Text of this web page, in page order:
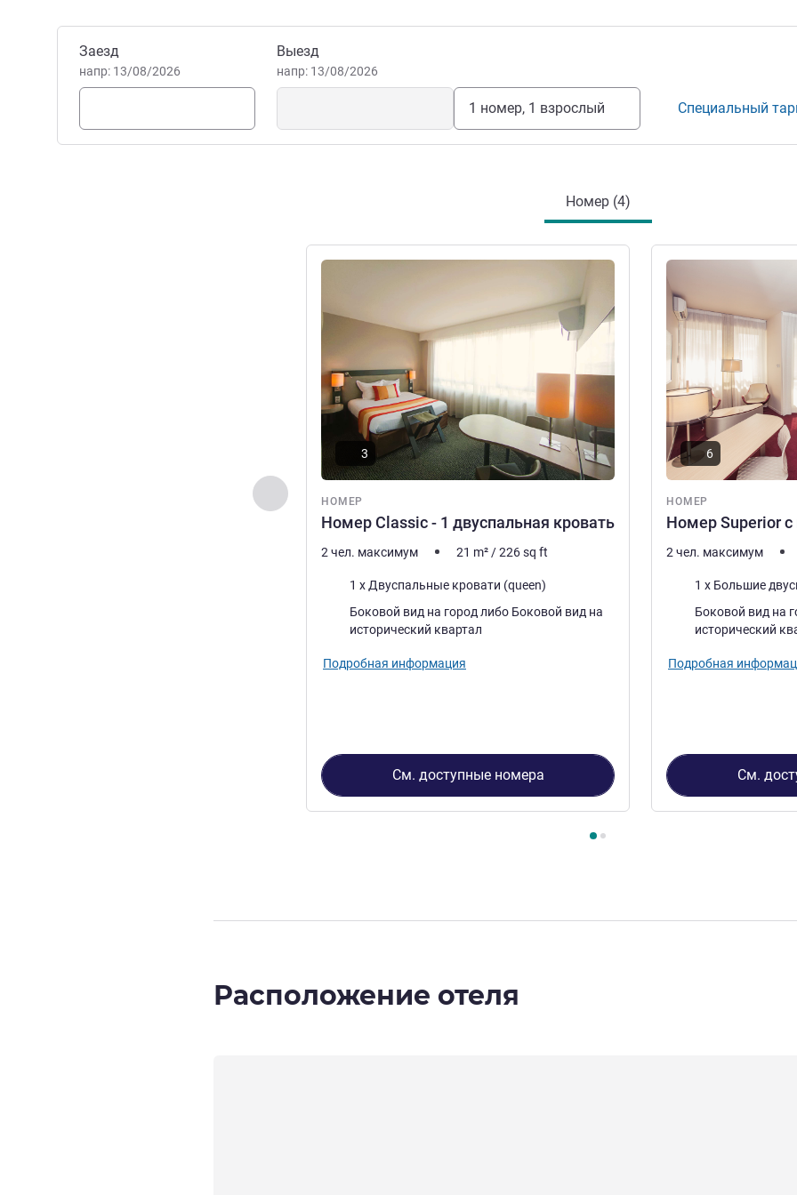
встречи! Виолейн Босредон
Управление отелем
Забронировать этот отель
Заезд
напр: 13/08/2026
Выезд
напр: 13/08/2026
1 номер, 1 взрослый Специальный
Номер (4)
Назад - Номер
НОМЕР
Номер Classic - 1 двуспальная кровать
Подробная информация
3
2 чел. максимум 21 m² /226sq ft
Постель1 x Двуспальные кровати (queen)
Виды:Боковой вид на город либо Боковой вид на
исторический квартал
Подробная информация
См. доступные номера
НОМЕР
Номер Superior с
Подробная
6
2 чел. максимум
Постель1 x Большие
Виды:Боковой вид на город
исторический
Подробная
См.
Расположение отеля